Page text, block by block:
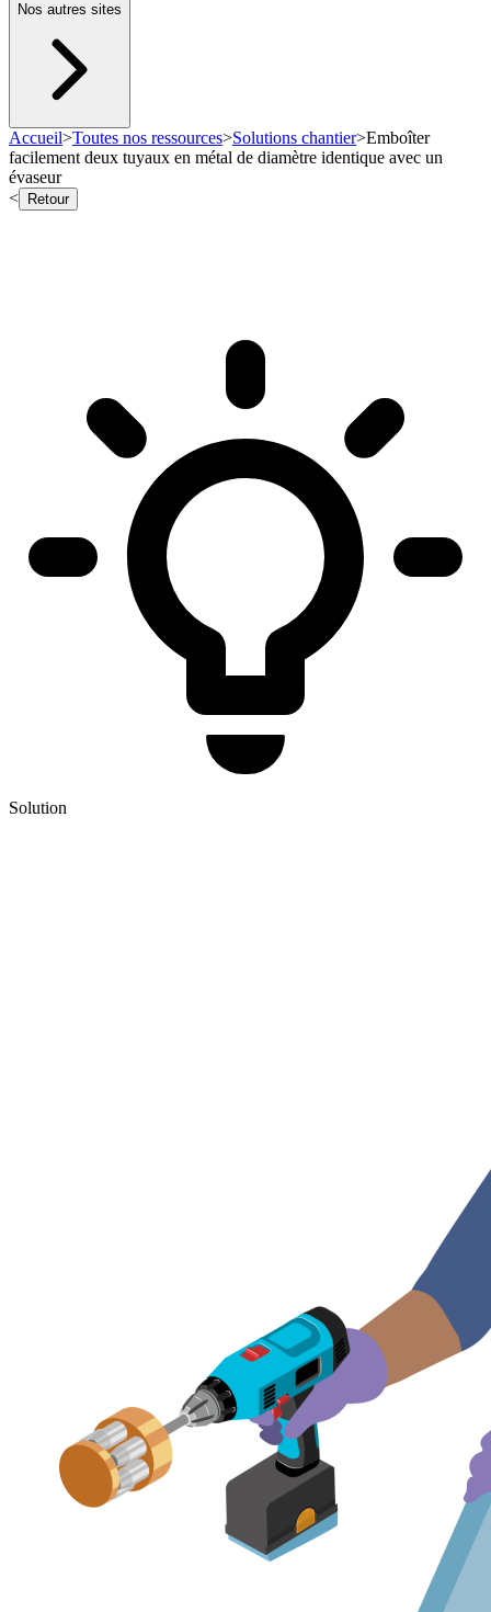
Nos autres sites
Accueil>Toutes nos ressources>Solutions chantier>Emboîter
facilement deux tuyaux en métal de diamètre identique avec un
évaseur
<
Retour
Solution